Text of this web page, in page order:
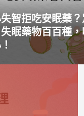
智拒吃安眠藥
眠藥物百百種